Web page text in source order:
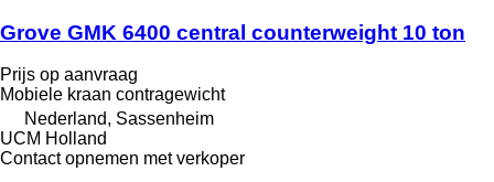
Grove GMK 6400 central counterweight 10 ton
Prijs op aanvraag
Mobiele kraan contragewicht
Nederland, Sassenheim
UCM Holland
Contact opnemen met verkoper